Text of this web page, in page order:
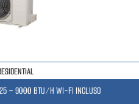
CLIMATIZZATORE AIRWELL HDLA 25 – 9000 BTU/H WI-FI INCLUSO